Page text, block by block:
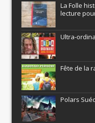
La Folle
lecture
Ultra-
Fête de la
Polars